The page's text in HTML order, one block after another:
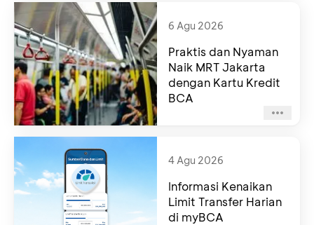
6 Agu 2026
Praktis dan Nyaman
Naik MRT Jakarta
dengan Kartu Kredit
BCA
4 Agu 2026
Informasi Kenaikan
Limit Transfer Harian
di myBCA